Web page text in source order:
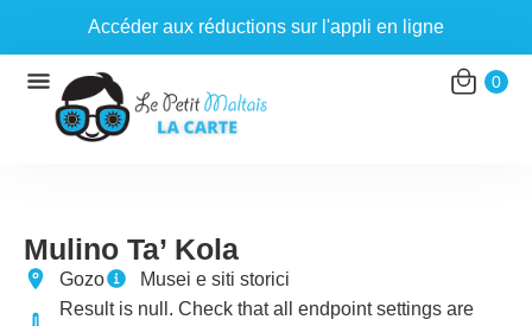
au
contenu
Accéder aux réductions sur l'appli en ligne
0
Mulino Ta’ Kola
Gozo
Musei e siti storici
Result is null. Check that all endpoint settings are